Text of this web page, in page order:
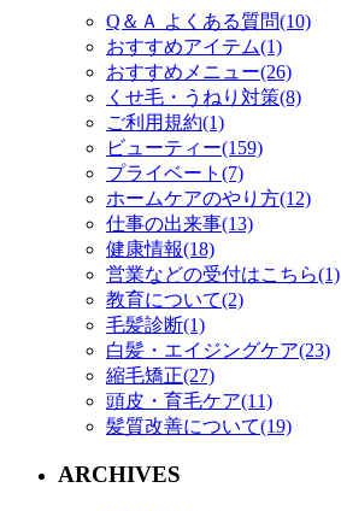
Q＆Ａ よくある質問(10)
おすすめアイテム(1)
おすすめメニュー(26)
くせ毛・うねり対策(8)
ご利用規約(1)
ビューティー(159)
プライベート(7)
ホームケアのやり方(12)
仕事の出来事(13)
健康情報(18)
営業などの受付はこちら(1)
教育について(2)
毛髪診断(1)
白髪・エイジングケア(23)
縮毛矯正(27)
頭皮・育毛ケア(11)
髪質改善について(19)
ARCHIVES